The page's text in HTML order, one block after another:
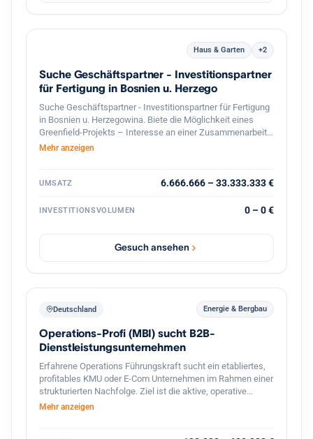
Haus & Garten +2
Suche Geschäftspartner - Investitionspartner
für Fertigung in Bosnien u. Herzego
Suche Geschäftspartner - Investitionspartner für Fertigung
in Bosnien u. Herzegowina. Biete die Möglichkeit eines
Greenfield-Projekts – Interesse an einer Zusammenarbeit?
Lassen Sie uns über Zahlen, Möglichkeiten und die
Sie nicht, mich zu kontaktieren. Bitte teilen. Danke!
Mehr anzeigen
UMSATZ 6.666.666 – 33.333.333 €
INVESTITIONSVOLUMEN 0 – 0 €
Gesuch ansehen
Deutschland Energie & Bergbau
Operations-Profi (MBI) sucht B2B-
Dienstleistungsunternehmen
Erfahrene Operations Führungskraft sucht ein etabliertes,
profitables KMU oder E-Com Unternehmen im Rahmen einer
strukturierten Nachfolge. Ziel ist die aktive, operative
Übernahme der Geschäftsführung (tätige Beteiligung), die
Mehr anzeigen